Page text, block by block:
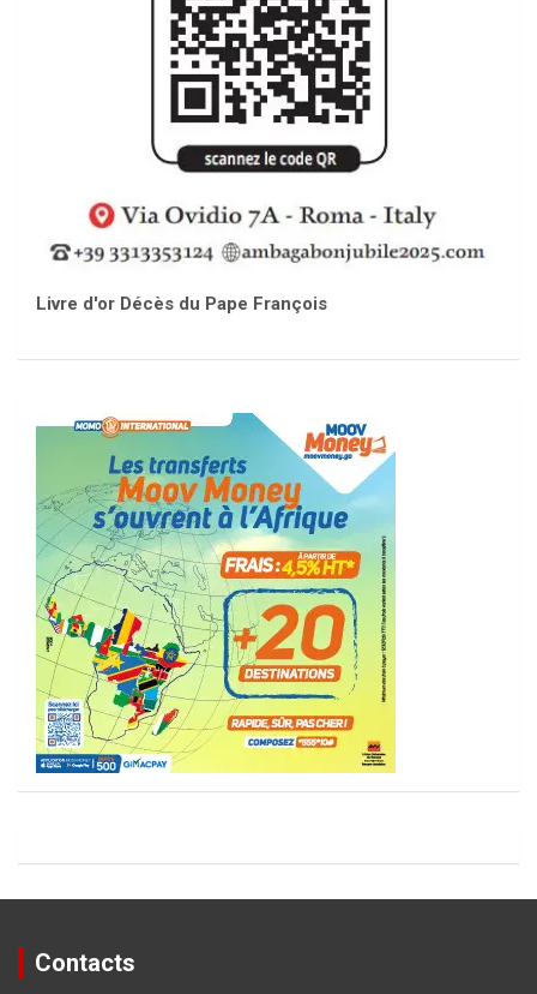
Livre d'or Décès du Pape François
Contacts